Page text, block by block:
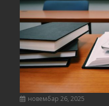
новембар 26, 2025